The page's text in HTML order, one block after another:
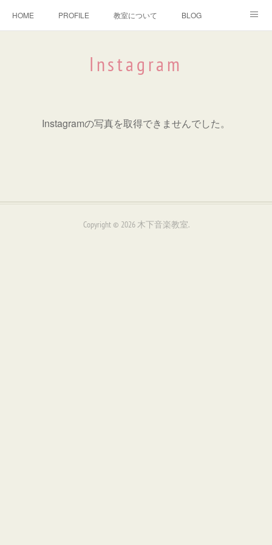
HOME PROFILE 教室について BLOG
譜面制作 Instagram
Instagram
Instagramの写真を取得できませんでした。
Copyright © 2026木下音楽教室.